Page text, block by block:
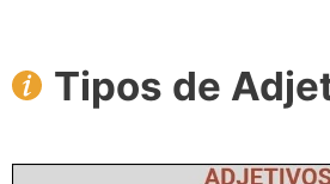
Tipos de